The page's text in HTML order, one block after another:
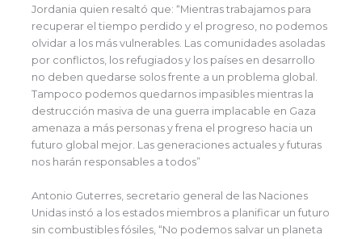
Jordania quien resaltó que: “Mientras trabajamos para
recuperar el tiempo perdido y el progreso, no podemos
olvidar a los más vulnerables. Las comunidades asoladas
por conflictos, los refugiados y los países en desarrollo
no deben quedarse solos frente a un problema global.
Tampoco podemos quedarnos impasibles mientras la
destrucción masiva de una guerra implacable en Gaza
amenaza a más personas y frena el progreso hacia un
futuro global mejor. Las generaciones actuales y futuras
nos harán responsables a todos”
Antonio Guterres, secretario general de las Naciones
Unidas instó a los estados miembros a planificar un futuro
sin combustibles fósiles, “No podemos salvar un planeta